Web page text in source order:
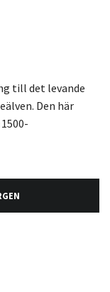
till det levande
Den här